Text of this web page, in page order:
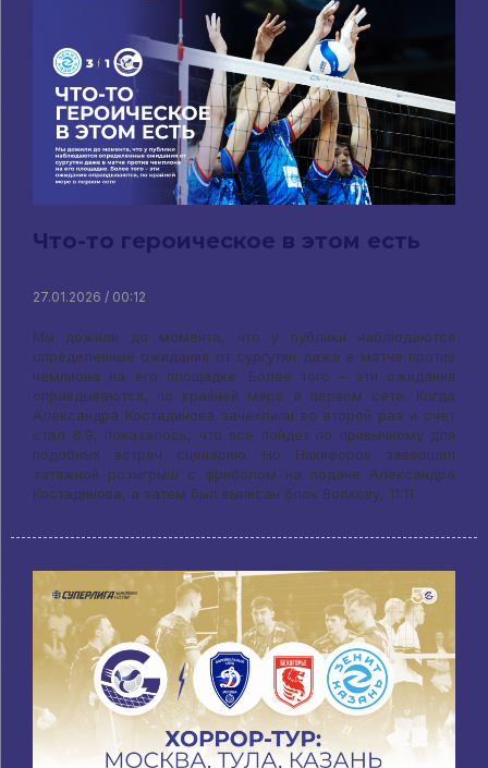
Что-то героическое в этом есть
27.01.2026 / 00:12
Мы дожили до момента, что у публики наблюдаются
определенные ожидания от сургутян даже в матче против
чемпиона на его площадке. Более того – эти ожидания
оправдываются, по крайней мере в первом сете. Когда
Александра Костадинова зачехлили во второй раз и счет
стал 6:9, показалось, что все пойдет по привычному для
подобных встреч сценарию. Но Никифоров завершил
затяжной розыгрыш с фриболом на подаче Александра
Костадинова, а затем был выписан блок Волкову, 11:11.